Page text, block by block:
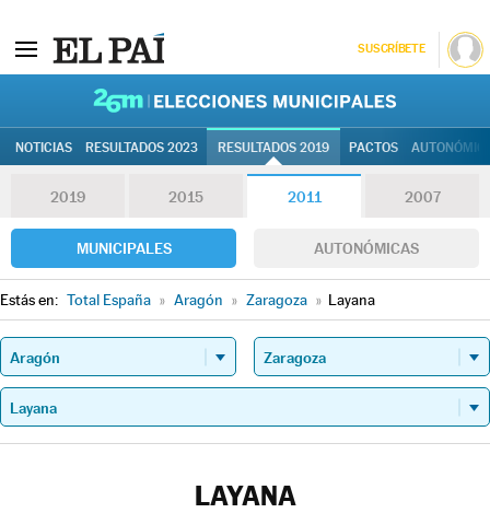
SUSCRÍBETE
NOTICIAS RESULTADOS 2023 RESULTADOS 2019 PACTOS
2019 2015 2011 2007
MUNICIPALES AUTONÓMICAS
Estás en: Total España » Aragón » Zaragoza » Layana
LAYANA